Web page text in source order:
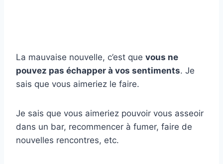
La mauvaise nouvelle, c’est que vous ne
pouvez pas échapper à vos sentiments. Je
sais que vous aimeriez le faire.
Je sais que vous aimeriez pouvoir vous asseoir
dans un bar, recommencer à fumer, faire de
nouvelles rencontres, etc.